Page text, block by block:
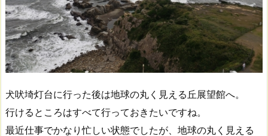
犬吠埼灯台に行った後は地球の丸く見える丘展望館へ。
行けるところはすべて行っておきたいですね。
最近仕事でかなり忙しい状態でしたが、地球の丸く見える